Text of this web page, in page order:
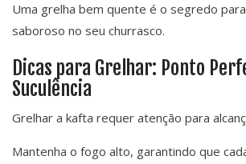
Uma grelha bem quente é o segredo
saboroso no seu churrasco.
Dicas para Grelhar: Ponto
Suculência
Grelhar a kafta requer atenção para
Mantenha o fogo alto, garantindo que